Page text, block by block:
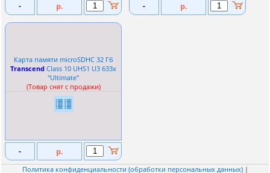
- р. - р.
Карта памяти microSDHC 32 Гб
Transcend Сlass 10 UHS1 U3 633x
''Ultimate''
(Товар снят с продажи)
- р.
Политика конфиденциальности (обработки персональных данных) |